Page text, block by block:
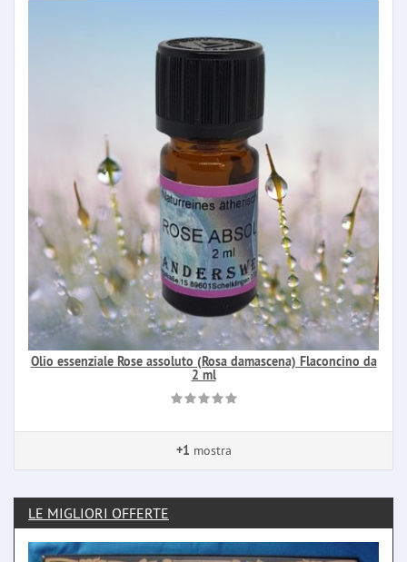
Olio essenziale Rose assoluto (Rosa damascena) Flaconcino da
2 ml
+1 mostra
LE MIGLIORI OFFERTE